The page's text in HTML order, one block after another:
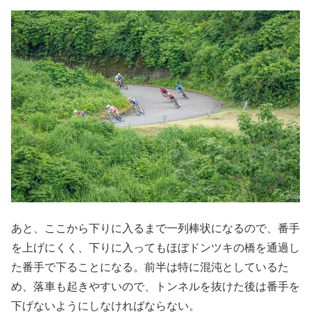
あと、ここから下りに入るまで一列棒状になるので、番手
を上げにくく、下りに入ってもほぼドンツキの橋を通過し
た番手で下ることになる。前半は特に混沌としているた
め、落車も起きやすいので、トンネルを抜けた後は番手を
下げないようにしなければならない。